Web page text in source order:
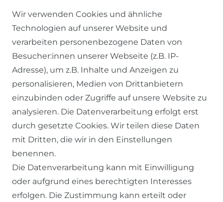
SERVICE
KONTAKT
ZAHLUNG & VERSAND
WIDERRUFSFORMULAR
Wir verwenden Cookies und ähnliche
Technologien auf unserer Website und
verarbeiten personenbezogene Daten von
Besucher:innen unserer Webseite (z.B. IP-
Adresse), um z.B. Inhalte und Anzeigen zu
personalisieren, Medien von Drittanbietern
einzubinden oder Zugriffe auf unsere Website zu
analysieren. Die Datenverarbeitung erfolgt erst
durch gesetzte Cookies. Wir teilen diese Daten
mit Dritten, die wir in den Einstellungen
benennen.
Die Datenverarbeitung kann mit Einwilligung
oder aufgrund eines berechtigten Interesses
erfolgen. Die Zustimmung kann erteilt oder